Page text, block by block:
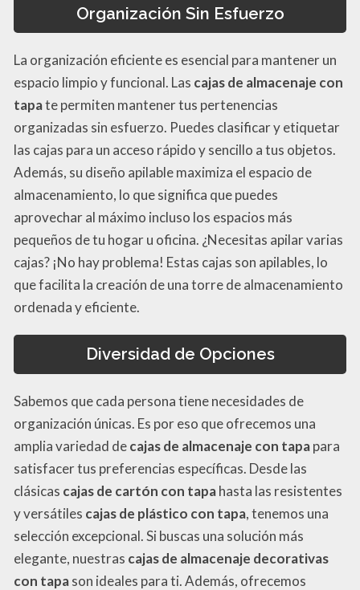
Organización Sin Esfuerzo
La organización eficiente es esencial para mantener un
espacio limpio y funcional. Las cajas de almacenaje con
tapate permiten mantener tus pertenencias
organizadas sin esfuerzo. Puedes clasificar y etiquetar
las cajas para un acceso rápido y sencillo a tus objetos.
Además, su diseño apilable maximiza el espacio de
almacenamiento, lo que significa que puedes
aprovechar al máximo incluso los espacios más
pequeños de tu hogar u oficina. ¿Necesitas apilar varias
cajas? ¡No hay problema! Estas cajas son apilables, lo
que facilita la creación de una torre de almacenamiento
ordenada y eficiente.
Diversidad de Opciones
Sabemos que cada persona tiene necesidades de
organización únicas. Es por eso que ofrecemos una
amplia variedad decajas de almacenaje con tapapara
satisfacer tus preferencias específicas. Desde las
clásicas cajas de cartón con tapahasta las resistentes
y versátiles cajas de plástico con tapa, tenemos una
selección excepcional. Si buscas una solución más
elegante, nuestras cajas de almacenaje decorativas
con tapason ideales para ti. Además, ofrecemos